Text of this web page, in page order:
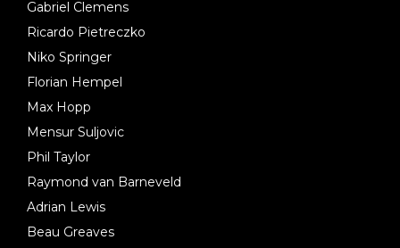
Gabriel Clemens
Ricardo Pietreczko
Niko Springer
Florian Hempel
Max Hopp
Mensur Suljovic
Phil Taylor
Raymond van Barneveld
Adrian Lewis
Beau Greaves